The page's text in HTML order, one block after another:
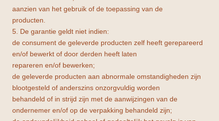
aanzien van het gebruik of de toepassing van de
producten.
5. De garantie geldt niet indien:
de consument de geleverde producten zelf heeft gerepareerd
en/of bewerkt of door derden heeft laten
repareren en/of bewerken;
de geleverde producten aan abnormale omstandigheden zijn
blootgesteld of anderszins onzorgvuldig worden
behandeld of in strijd zijn met de aanwijzingen van de
ondernemer en/of op de verpakking behandeld zijn;